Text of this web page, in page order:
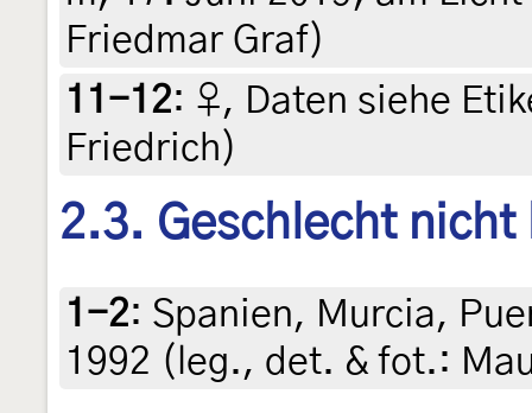
Friedmar Graf)
11-12: ♀, Daten siehe
Friedrich)
2.3. Geschlecht nicht
1-2: Spanien, Murcia,
1992 (leg., det. & fot.: